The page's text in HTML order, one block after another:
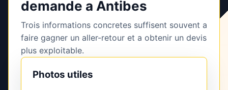
demande a Antibes
Trois informations concretes suffisent souvent a
faire gagner un aller-retour et a obtenir un devis
plus exploitable.
Photos utiles